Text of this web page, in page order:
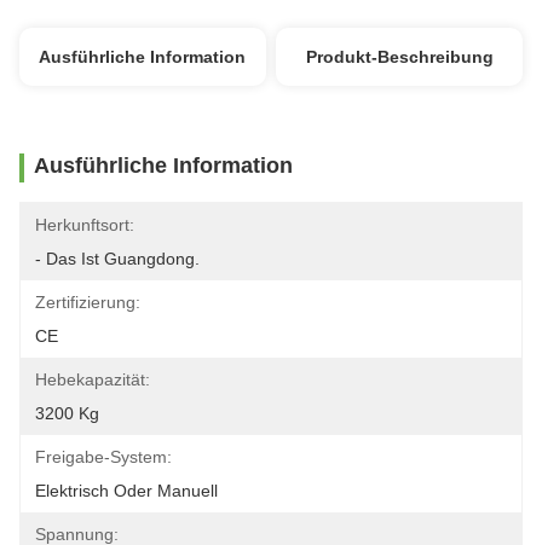
Ausführliche Information Produkt-Beschreibung
Ausführliche Information
Herkunftsort:
- Das Ist Guangdong.
Zertifizierung:
CE
Hebekapazität:
3200 Kg
Freigabe-System:
Elektrisch Oder Manuell
Spannung: